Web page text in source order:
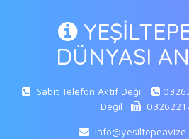
DÜNYASI
Sabit Telefon Aktif Değil
Değil